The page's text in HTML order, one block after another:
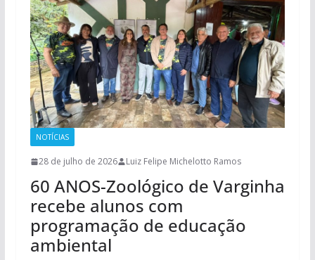
NOTÍCIAS
28 de julho de 2026 Luiz Felipe Michelotto Ramos
60 ANOS-Zoológico de Varginha
recebe alunos com
programação de educação
ambiental